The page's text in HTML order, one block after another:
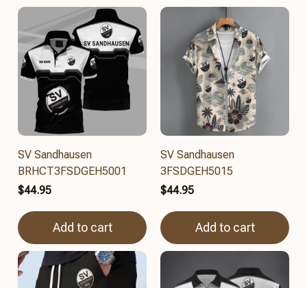
SV Sandhausen
BRHCT3FSDGEH5001
$44.95
Add to cart
SV Sandhausen
3FSDGEH5015
$44.95
Add to cart